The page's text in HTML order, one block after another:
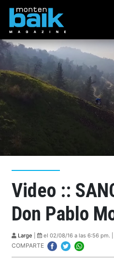
Video ::
Don Pablo
Large el 02/08/16 a las 6:56 pm. |
COMPARTE